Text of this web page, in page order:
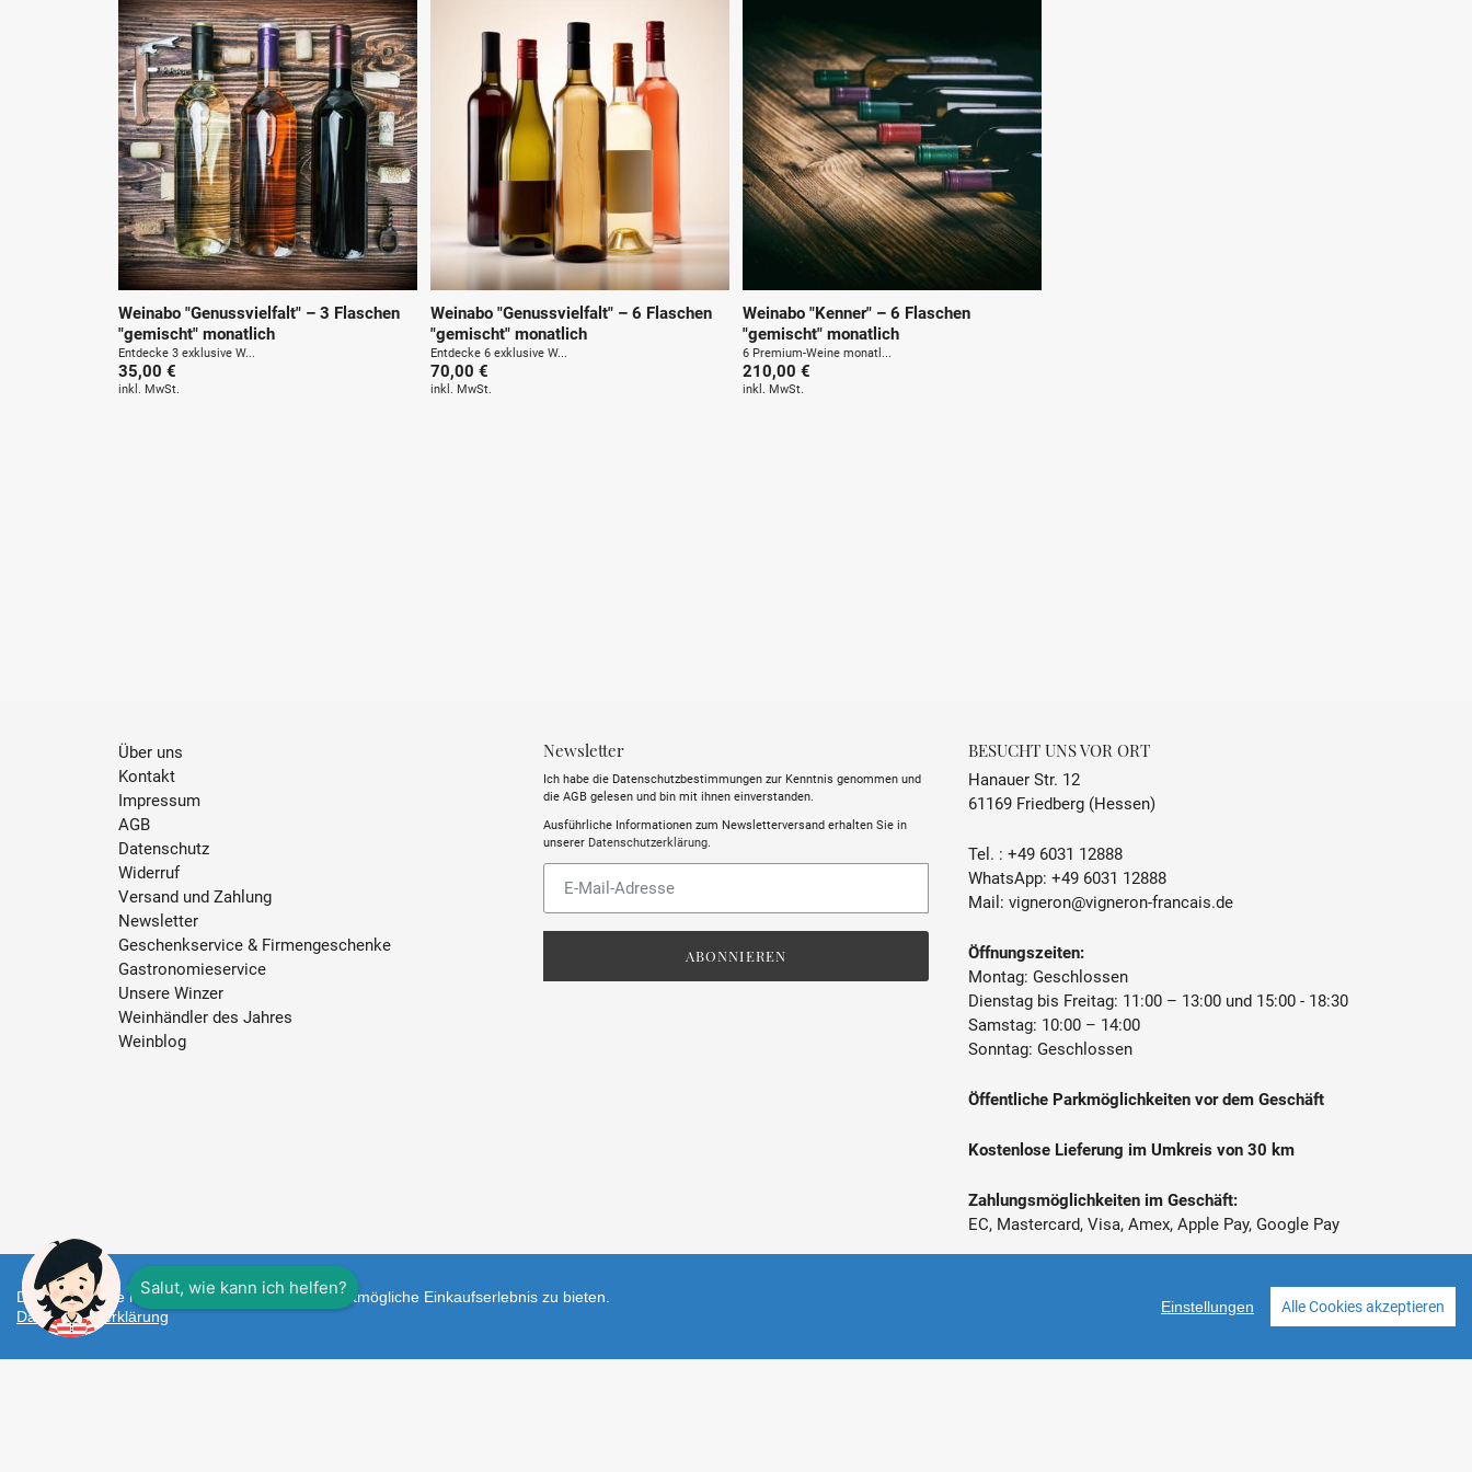
u
n
g
:
Weinabo "Genussvielfalt" – 3 Flaschen
"gemischt" monatlich
Entdecke 3 exklusive W...
35,00 €
inkl. MwSt.
Weinabo "Genussvielfalt" – 6 Flaschen
"gemischt" monatlich
Entdecke 6 exklusive W...
70,00 €
inkl. MwSt.
Weinabo "Kenner" – 6 Flaschen
"gemischt" monatlich
6 Premium-Weine monatl...
210,00 €
inkl. MwSt.
Über uns
Kontakt
Impressum
AGB
Datenschutz
Widerruf
Versand und Zahlung
Newsletter
Geschenkservice & Firmengeschenke
Gastronomieservice
Unsere Winzer
Weinhändler des Jahres
Weinblog
Newsletter
Ich habe die Datenschutzbestimmungen zur Kenntnis genommen und
die AGB gelesen und bin mit ihnen einverstanden.
Ausführliche Informationen zum Newsletterversand erhalten Sie in
unserer Datenschutzerklärung
ABONNIEREN
BESUCHT UNS VOR ORT
Hanauer Str. 12
61169 Friedberg (Hessen)
Tel. : +49 6031 12888
WhatsApp: +49 6031 12888
Mail: vigneron@vigneron-francais.de
Öffnungszeiten:
Montag: Geschlossen
Dienstag bis Freitag: 11:00 – 13:00 und 15:00 - 18:30
Samstag: 10:00 – 14:00
Sonntag: Geschlossen
Öffentliche Parkmöglichkeiten vor dem Geschäft
Kostenlose Lieferung im Umkreis von 30 km
Zahlungsmöglichkeiten im Geschäft:
EC, Mastercard, Visa, Amex, Apple Pay, Google Pay
Diese Webseite nutzt Cookies um Ihnen das bestmögliche Einkaufserlebnis zu bieten.
Datenschutzerklärung
Einstellungen Alle Cookies akzeptieren